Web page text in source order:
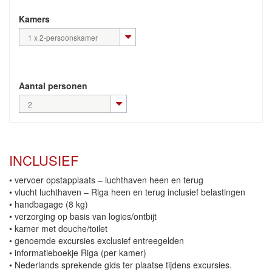
Kamers
1 x 2-persoonskamer
Aantal personen
2
INCLUSIEF
• vervoer opstapplaats – luchthaven heen en terug
• vlucht luchthaven – Riga heen en terug inclusief belastingen
• handbagage (8 kg)
• verzorging op basis van logies/ontbijt
• kamer met douche/toilet
• genoemde excursies exclusief entreegelden
• informatieboekje Riga (per kamer)
• Nederlands sprekende gids ter plaatse tijdens excursies.